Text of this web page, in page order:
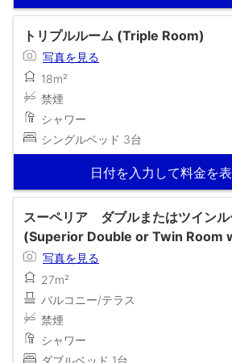
トリプルルーム (Triple Room)
写真を見る
18m²
禁煙
シャワー
シングルベッド 3台
日付を入力して料金を
スーペリア ダブルまたはツイン
(Superior Double or Twin Room
写真を見る
27m²
バルコニー/テラス
禁煙
シャワー